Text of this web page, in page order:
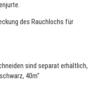
des Rauchlochs für
sind separat erhältlich,
40m"